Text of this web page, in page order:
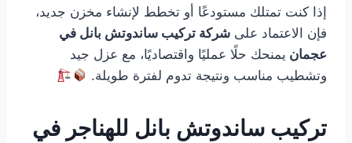
إذا كنت تمتلك مستودعًا أو تخطط لإنشاء مخزن جديد،
فإن الاعتماد على شركة تركيب ساندوتش بانل في
عجمان يمنحك حلًا عمليًا واقتصاديًا، مع عزل جيد
وتشطيب مناسب ونتيجة تدوم لفترة طويلة.
تركيب ساندوتش بانل للهناجر في